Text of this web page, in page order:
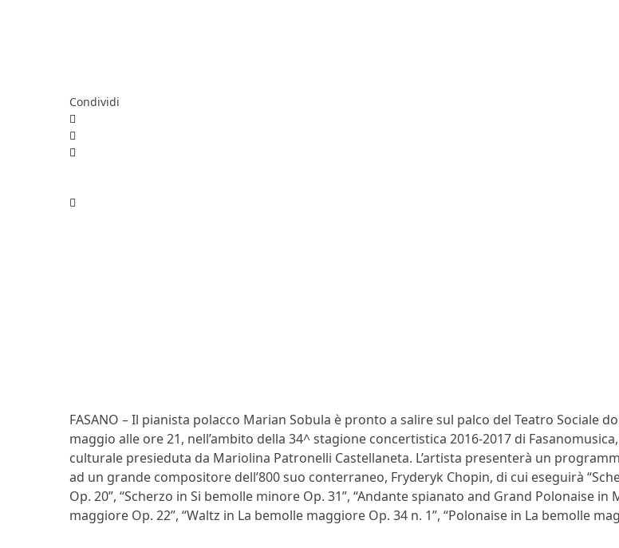
Condividi
FASANO – Il pianista polacco Marian Sobula è pronto a salire sul palco del Teatro Sociale
maggio alle ore 21, nell’ambito della 34^ stagione concertistica 2016-2017 di Fasanomusica,
culturale presieduta da Mariolina Patronelli Castellaneta. L’artista presenterà un
ad un grande compositore dell’800 suo conterraneo, Fryderyk Chopin, di cui eseguirà
Op. 20”, “Scherzo in Si bemolle minore Op. 31”, “Andante spianato and Grand Polonaise in
maggiore Op. 22”, “Waltz in La bemolle maggiore Op. 34 n. 1”, “Polonaise in La bemolle